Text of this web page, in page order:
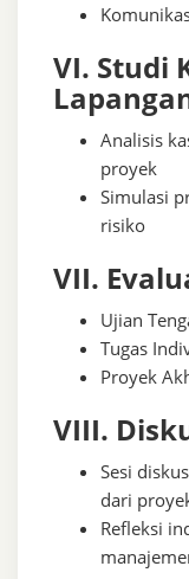
VI. Studi
Analisis
proyek
Simulasi
risiko
VII.
Ujian
Tugas
Proyek
VIII.
Sesi
dari
Refleksi